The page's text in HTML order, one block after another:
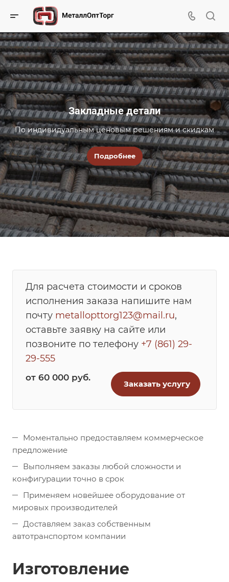
Закладные детали
По индивидуальным ценовым решениям и скидкам
Подробнее
Для расчета стоимости и сроков
исполнения заказа напишите нам
почту metallopttorg123@mail.ru,
оставьте заявку на сайте или
позвоните по телефону +7 (861) 29-
29-555
от 60 000 руб.
Заказать услугу
Моментально предоставляем коммерческое
предложение
Выполняем заказы любой сложности и
конфигурации точно в срок
Применяем новейшее оборудование от
мировых производителей
Доставляем заказ собственным
автотранспортом компании
Изготовление